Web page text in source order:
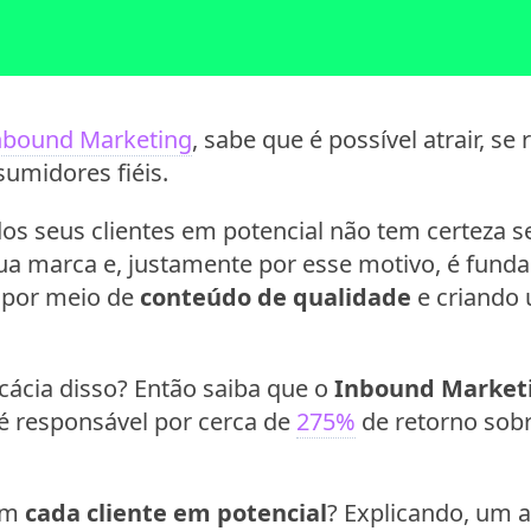
Marketing, sabe que é possível atrair,
fiéis.
seus clientes em potencial não tem certeza
marca e, justamente por esse motivo, é
meio de conteúdo de qualidade e criando
disso? Então saiba que o Inbound
responsável por cerca de 275% de retorno
cada cliente em potencial? Explicando, um